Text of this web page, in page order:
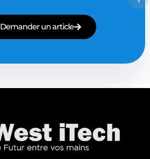
Demander un article